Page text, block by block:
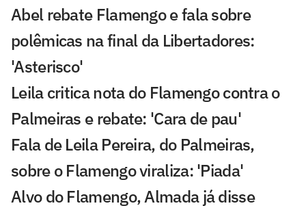
Abel rebate Flamengo e fala sobre
polêmicas na final da Libertadores:
'Asterisco'
Leila critica nota do Flamengo contra o
Palmeiras e rebate: 'Cara de pau'
Fala de Leila Pereira, do Palmeiras,
sobre o Flamengo viraliza: 'Piada'
Alvo do Flamengo, Almada já disse